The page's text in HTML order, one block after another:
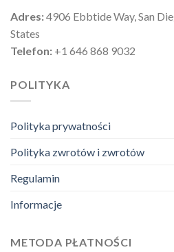
Adres:4906 Ebbtide Way, San
States
Telefon: +1 646 868 9032
POLITYKA
Polityka prywatności
Polityka zwrotów i zwrotów
Regulamin
Informacje
METODA PŁATNOŚCI